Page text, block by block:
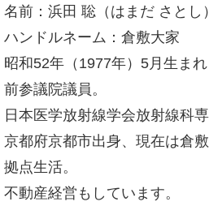
名前：浜田 聡（はまだ さとし）
ハンドルネーム：倉敷大家
昭和52年（1977年）5月生まれ
前参議院議員。
日本医学放射線学会放射線科専
京都府京都市出身、現在は倉
拠点生活。
不動産経営もしています。